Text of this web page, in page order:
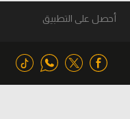
أحصل على التطبيق